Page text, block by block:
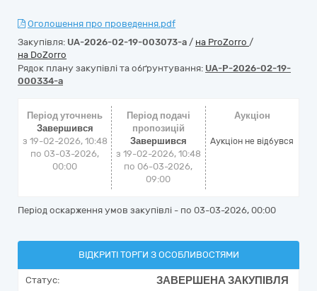
Оголошення про проведення.pdf
Закупівля: UA-2026-02-19-003073-a / на ProZorro /
на DoZorro
Рядок плану закупівлі та обґрунтування: UA-P-2026-02-19-
000334-a
Період уточнень
Завершився
з 19-02-2026, 10:48
по 03-03-2026,
00:00
Період подачі
пропозицій
Завершився
з 19-02-2026, 10:48
по 06-03-2026,
09:00
Аукціон
Аукціон не відбувся
Період оскарження умов закупівлі - по 03-03-2026, 00:00
ВІДКРИТІ ТОРГИ З ОСОБЛИВОСТЯМИ
Статус: ЗАВЕРШЕНА ЗАКУПІВЛЯ